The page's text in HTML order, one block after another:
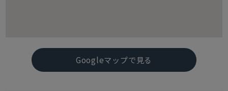
Googleマップで見る